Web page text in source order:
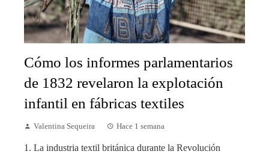
Cómo los informes parlamentarios
de 1832 revelaron la explotación
infantil en fábricas textiles
Valentina Sequeira Hace 1 semana
1. La industria textil británica durante la Revolución